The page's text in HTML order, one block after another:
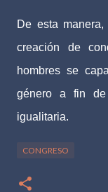
De esta
creación de
hombres se
género a fin de
igualitaria.
CONGRESO